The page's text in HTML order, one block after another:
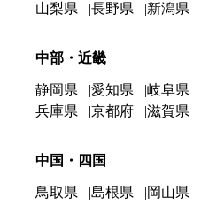
山梨県 長野県 新潟県
中部・近畿
静岡県 愛知県 岐阜県
兵庫県
京都府 滋賀県
中国・四国
鳥取県 島根県 岡山県